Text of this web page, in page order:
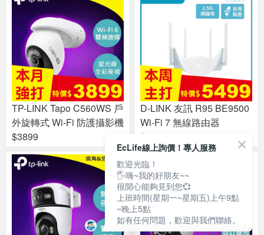
TP-LINK Tapo C560WS 戶
外旋轉式 Wi-Fi 防護攝影機
$3899
D-LINK 友訊 R95 BE9500
Wi-Fi 7 無線路由器
$5499
EcLife線上詢價！專人服務
歡迎光臨！
🖐嗨~我的好朋友~~
很開心能夠見到您💞
上班時間(星期一~星期五)上午9點
~晚上5點
如有任何問題，歡迎與我們聯絡。